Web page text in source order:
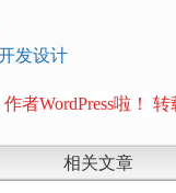
发设计
者WordPress啦！ 转
相关文章